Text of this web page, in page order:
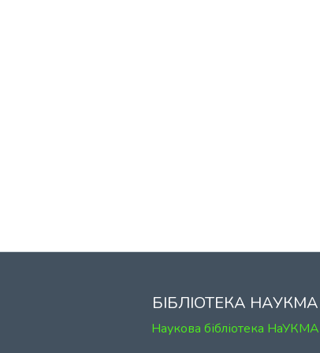
БІБЛІОТЕКА НАУКМА
Наукова бібліотека НаУКМА